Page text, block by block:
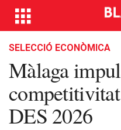
SELECCIÓ ECONÒMICA
Màlaga
DES 2026